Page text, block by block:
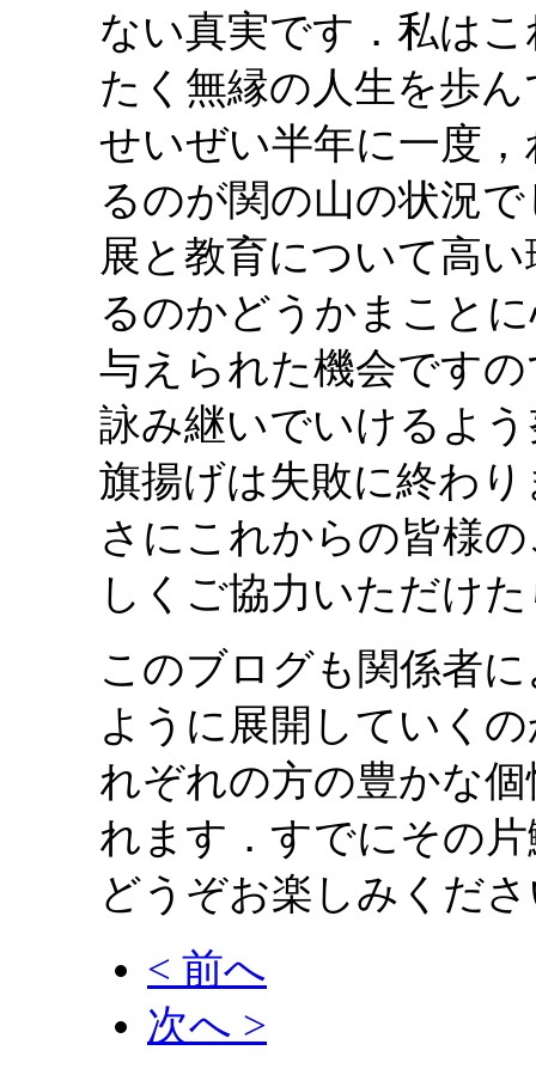
ない真実です．私は
たく無縁の人生を歩
せいぜい半年に一度
るのが関の山の状況
展と教育について高
るのかどうかまこと
与えられた機会です
詠み継いでいけるよ
旗揚げは失敗に終わ
さにこれからの皆様
しくご協力いただけ
このブログも関係者
ように展開していく
れぞれの方の豊かな
れます．すでにその
どうぞお楽しみくだ
< 前へ
次へ >